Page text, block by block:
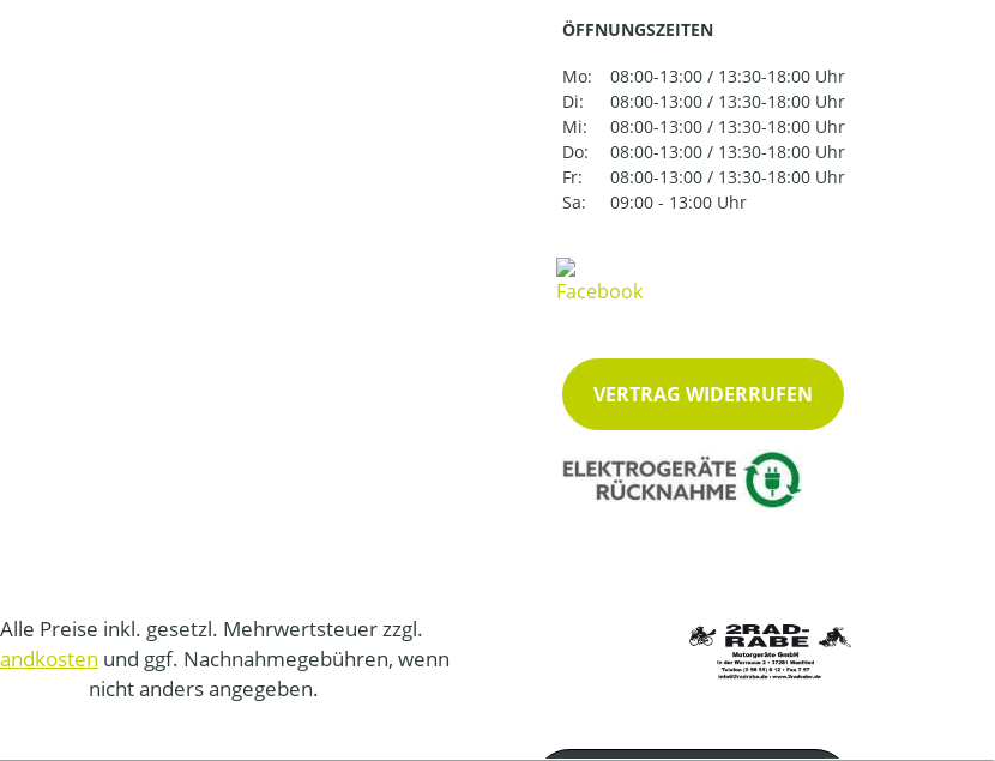
ÖFFNUNGSZEITEN
Mo:
08:00-13:00 / 13:30-18:00 Uhr
Di:
08:00-13:00 / 13:30-18:00 Uhr
Mi:
08:00-13:00 / 13:30-18:00 Uhr
Do:
08:00-13:00 / 13:30-18:00 Uhr
Fr:
08:00-13:00 / 13:30-18:00 Uhr
Sa:
09:00 - 13:00 Uhr
VERTRAG WIDERRUFEN
Preise inkl. gesetzl. Mehrwertsteuer zzgl.
und ggf. Nachnahmegebühren, wenn
nicht anders angegeben.